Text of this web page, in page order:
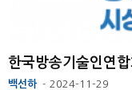
백선하 - 2024-11-29